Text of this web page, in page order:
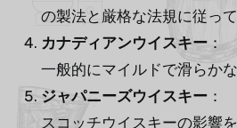
の製法と厳格な法規に従っ
カナディアンウイスキー ：
一般的にマイルドで滑らか
ジャパニーズウイスキー ：
スコッチウイスキーの影響